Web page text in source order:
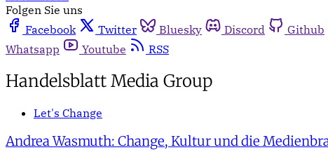
Folgen Sie uns
Facebook
Twitter Bluesky Discord Github
Whatsapp
Youtube RSS
Handelsblatt Media Group
Let's Change
Andrea Wasmuth: Change, Kultur und die